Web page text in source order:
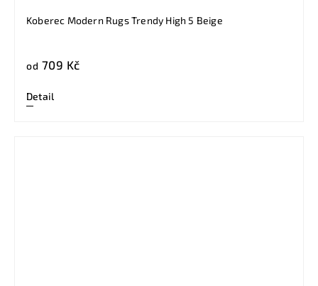
Koberec Modern Rugs Trendy High 5 Beige
od 709 Kč
Detail